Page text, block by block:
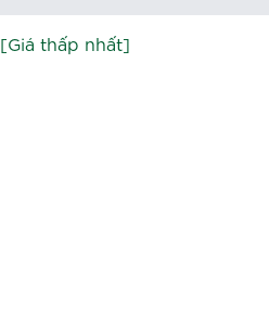
[Giá thấp nhất]